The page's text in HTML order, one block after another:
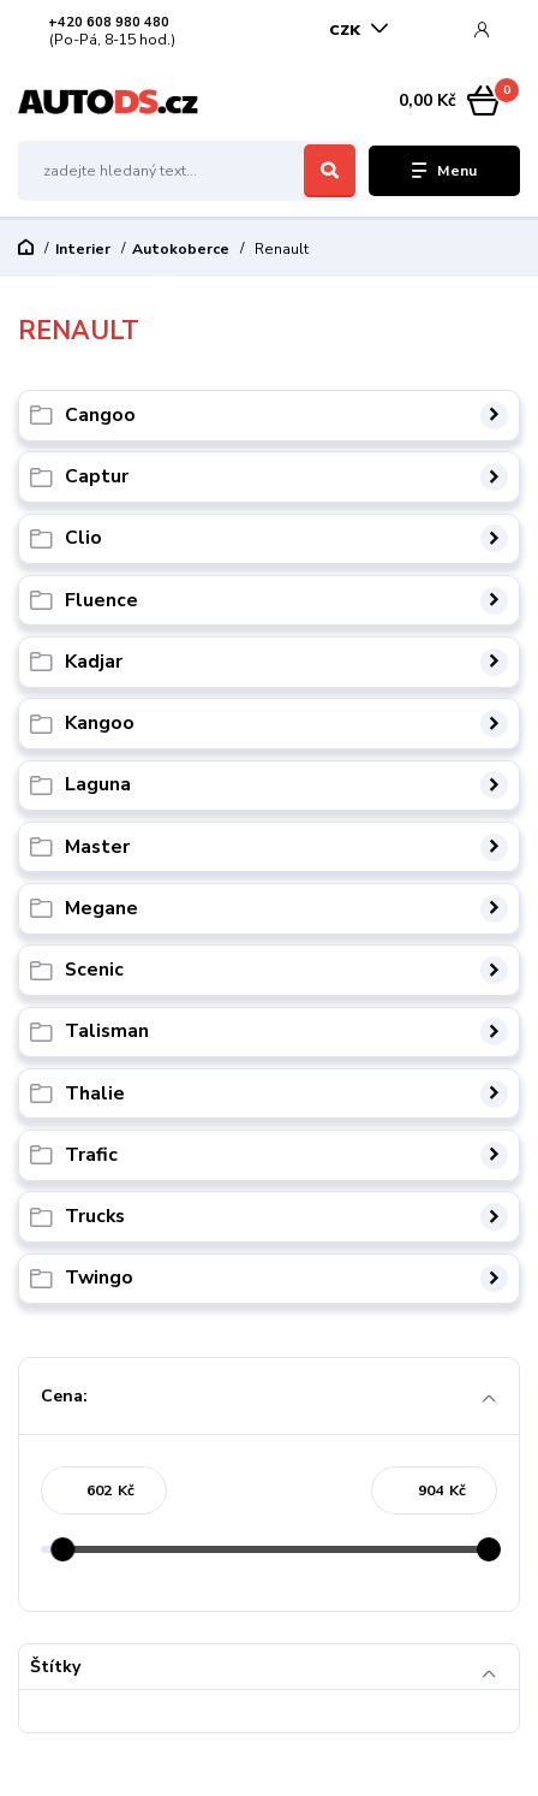
Menu
CZK
+420 608 980 480
(Po-Pá, 8-15 hod.)
0
0,00 Kč
Interier Autokoberce Renault
RENAULT
Cangoo
Captur
Clio
Fluence
Kadjar
Kangoo
Laguna
Master
Megane
Scenic
Talisman
Thalie
Trafic
Trucks
Twingo
Cena:
Kč Kč
Štítky